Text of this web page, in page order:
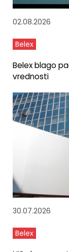
02.08.2026
Belex
Belex blago
vrednosti
30.07.2026
Belex